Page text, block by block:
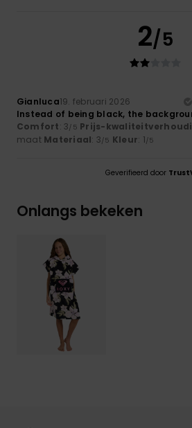
2/5
Gianluca19. februari 2026
Instead of being black, the
Comfort: 3/5 Prijs-
maat Materiaal: 3/5 Kleur: 1/5
Geverifieerd door
Onlangs bekeken